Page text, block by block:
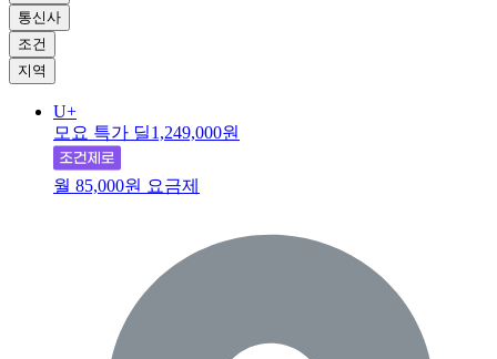
통신사
조건
지역
U+
모요 특가 딜1,249,000원
월 85,000원 요금제